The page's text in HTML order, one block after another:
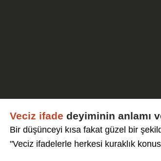
Veciz ifade deyiminin anlamı
Bir düşünceyi kısa fakat güzel bir
"Veciz ifadelerle herkesi kuraklık